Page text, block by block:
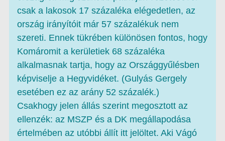
csak a lakosok 17 százaléka elégedetlen, az
ország irányítóit már 57 százalékuk nem
szereti. Ennek tükrében különösen fontos, hogy
Komáromit a kerületiek 68 százaléka
alkalmasnak tartja, hogy az Országgyűlésben
képviselje a Hegyvidéket. (Gulyás Gergely
esetében ez az arány 52 százalék.)
Csakhogy jelen állás szerint megosztott az
ellenzék: az MSZP és a DK megállapodása
értelmében az utóbbi állít itt jelöltet. Aki Vágó